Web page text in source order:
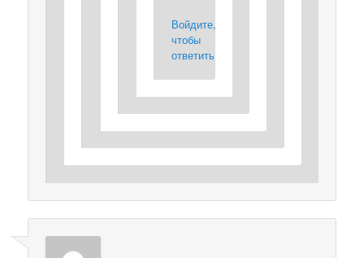
Войдите,
чтобы
ответить